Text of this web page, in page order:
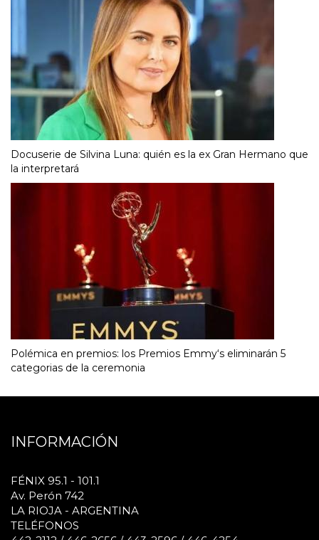
Docuserie de Silvina Luna: quién es la ex Gran Hermano que
la interpretará
Polémica en premios: los Premios Emmy‘s eliminarán 5
categorias de la ceremonia
INFORMACIÓN
FÉNIX 95.1 - 101.1
Av. Perón 742
LA RIOJA - ARGENTINA
TELÉFONOS